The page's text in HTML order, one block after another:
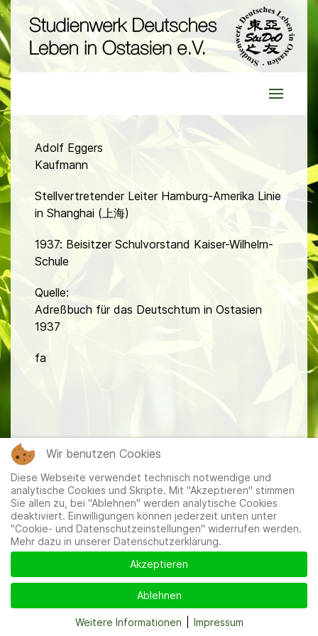
Adolf Eggers
Kaufmann
Stellvertretender Leiter Hamburg-Amerika Linie
in Shanghai (上海)
1937: Beisitzer Schulvorstand Kaiser-Wilhelm-
Schule
Quelle:
Adreßbuch für das Deutschtum in Ostasien
1937
fa
und Datenschutzeinstellungen
Wir benutzen Cookies
Diese Webseite verwendet technisch notwendige und
analytische Cookies und Skripte. Mit "Akzeptieren" stimmen
Sie allen zu, bei "Ablehnen" werden analytische Cookies
deaktiviert. Einwilligungen können jederzeit unten unter
"Cookie- und Datenschutzeinstellungen" widerrufen werden.
Mehr dazu in unserer Datenschutzerklärung.
Akzeptieren
Ablehnen
Weitere Informationen Impressum